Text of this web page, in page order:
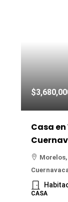
Casa
CASA